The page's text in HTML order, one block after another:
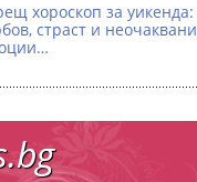
хороскоп за уикенда:
страст и неочаквани